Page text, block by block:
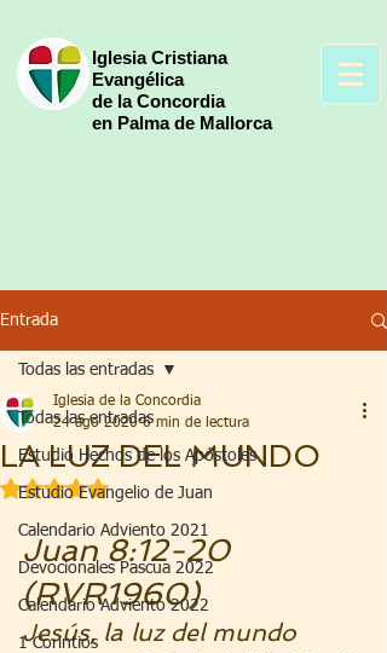
Iglesia Cristiana
Evangélica
de la Concordia
en Palma de Mallorca
Entrada
Todas las entradas
Estudio Hechos de los Apóstoles
Estudio Evangelio de Juan
Calendario Adviento 2021
Devocionales Pascua 2022
Calendario Adviento 2022
1 Corintios
Todas las entradas
LA LUZ DEL MUNDO
Iglesia de la Concordia
24 ago 2020 6 min de lectura
Obtuvo NaN de 5 estrellas.
Juan 8:12-20
(RVR1960)
Jesús, la luz del mundo